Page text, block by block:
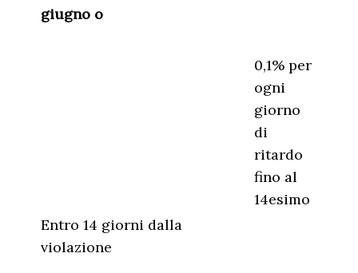
giugno o
0,1% per
ogni
giorno
di
ritardo
fino al
14esimo
Entro 14 giorni dalla
violazione